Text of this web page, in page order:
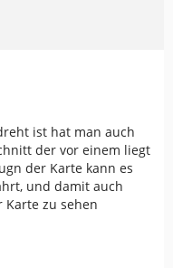
ist hat man auch
der vor einem liegt
der Karte kann es
und damit auch
zu sehen